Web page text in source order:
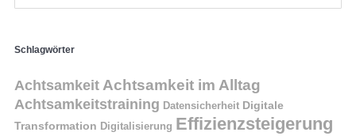
Schlagwörter
Achtsamkeit Achtsamkeit im Alltag
Achtsamkeitstraining Datensicherheit Digitale
Transformation Digitalisierung Effizienzsteigerung